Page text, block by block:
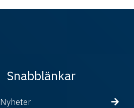
Snabblänkar
Nyheter